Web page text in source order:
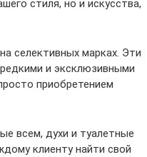
стиля, но и искусства,
селективных марках. Эти
и эксклюзивными
приобретением
всем, духи и туалетные
клиенту найти свой